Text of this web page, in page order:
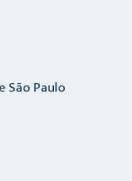
São Paulo